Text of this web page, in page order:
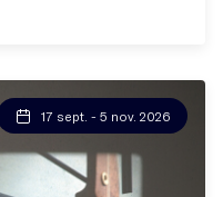
17 sept. - 5 nov. 2026